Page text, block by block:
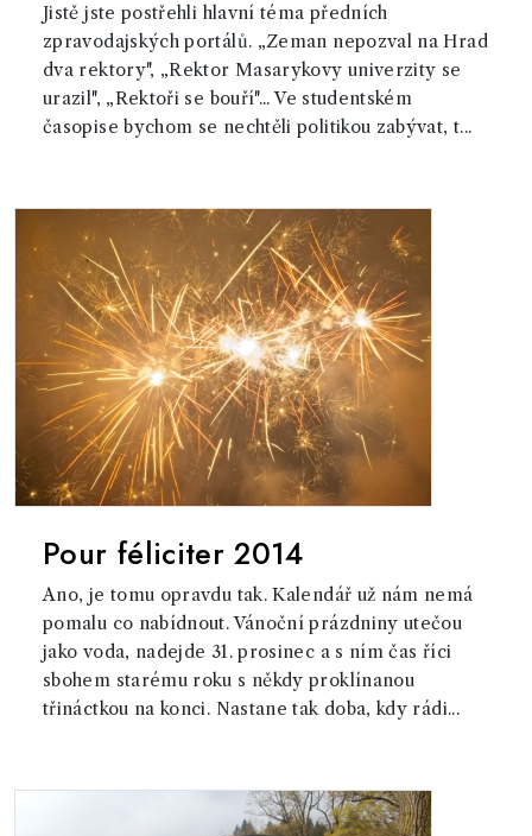
Jistě jste postřehli hlavní téma předních
zpravodajských portálů. „Zeman nepozval na Hrad
dva rektory", „Rektor Masarykovy univerzity se
urazil", „Rektoři se bouří"... Ve studentském
časopise bychom se nechtěli politikou zabývat, t...
Pour féliciter 2014
Ano, je tomu opravdu tak. Kalendář už nám nemá
pomalu co nabídnout. Vánoční prázdniny utečou
jako voda, nadejde 31. prosinec a s ním čas říci
sbohem starému roku s někdy proklínanou
třináctkou na konci. Nastane tak doba, kdy rádi...